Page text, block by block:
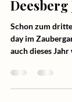
Women´s
Deesberg
Schon zum
auch dieses
magisches,